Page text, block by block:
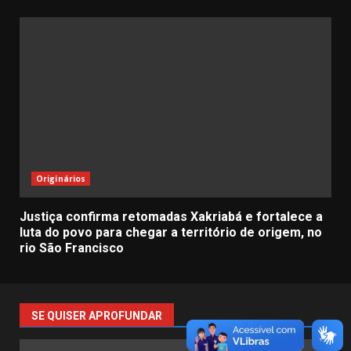
Originários
Justiça confirma retomadas Xakriabá e fortalece a
luta do povo para chegar a território de origem, no
rio São Francisco
SE QUISER APROFUNDAR